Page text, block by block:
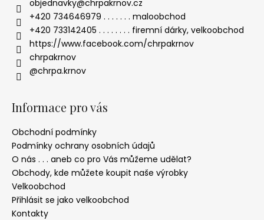
objednavky@chrpakrnov.cz
+420 734646979 . . . . . . . maloobchod
+420 733142405 . . . . . . . . firemní dárky, velkoobchod
https://www.facebook.com/chrpakrnov
chrpakrnov
@chrpa.krnov
Informace pro vás
Obchodní podmínky
Podmínky ochrany osobních údajů
O nás . . . aneb co pro Vás můžeme udělat?
Obchody, kde můžete koupit naše výrobky
Velkoobchod
Přihlásit se jako velkoobchod
Kontakty